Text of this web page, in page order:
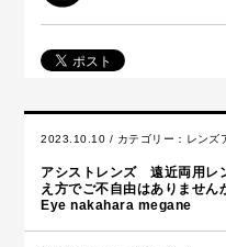
2023.10.10 / カテゴリー： レンズ
アシストレンズ 遠近両用
え方でご不自由はありま
Eye nakahara megane